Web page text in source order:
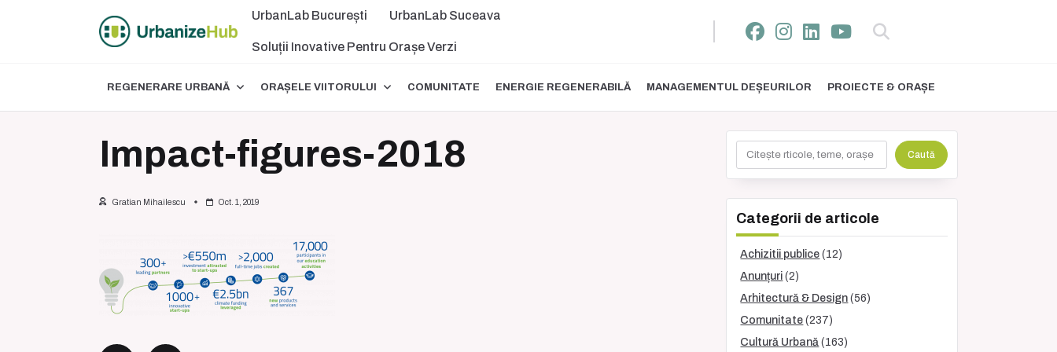
UrbanLab București UrbanLab Suceava
Soluții Inovative Pentru Orașe Verzi
REGENERARE URBANĂ ORAȘELE VIITORULUI COMUNITATE ENERGIE REGENERABILĂ MANAGEMENTUL DEȘEURILOR PROIECTE & ORAȘE
Impact-figures-2018
Gratian Mihailescu Oct. 1, 2019
Caută
Categorii de articole
Achizitii publice (12)
Anunțuri (2)
Arhitectură & Design (56)
Comunitate (237)
Cultură Urbană (163)